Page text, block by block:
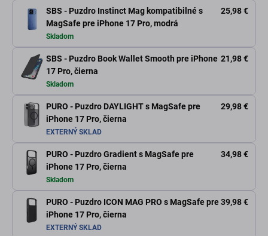
SBS - Puzdro Instinct Mag kompatibilné s
MagSafe pre iPhone 17 Pro, modrá
25,98 €
Skladom
SBS - Puzdro Book Wallet Smooth pre iPhone
17 Pro, čierna
21,98 €
Skladom
PURO - Puzdro DAYLIGHT s MagSafe pre
iPhone 17 Pro, čierna
29,98 €
EXTERNÝ SKLAD
PURO - Puzdro Gradient s MagSafe pre
iPhone 17 Pro, čierna
34,98 €
Skladom
PURO - Puzdro ICON MAG PRO s MagSafe pre
iPhone 17 Pro, čierna
39,98 €
EXTERNÝ SKLAD